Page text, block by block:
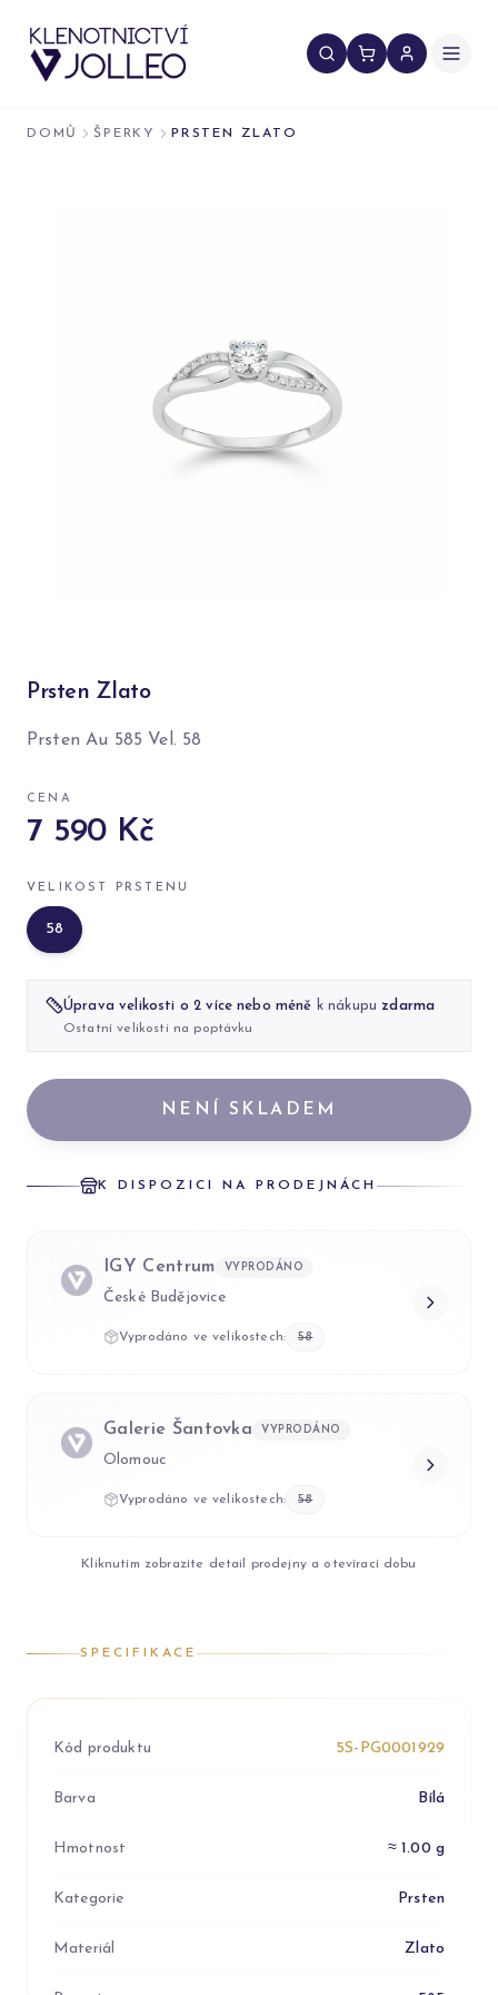
DOMŮ ŠPERKY PRSTEN ZLATO
Prsten Zlato
Prsten Au 585 Vel. 58
CENA
7 590 Kč
VELIKOST PRSTENU
58
Úprava velikosti o 2 více nebo méně k nákupu zdarma
Ostatní velikosti na poptávku
NENÍ SKLADEM
K DISPOZICI NA PRODEJNÁCH
IGY Centrum VYPRODÁNO
České Budějovice
Vyprodáno ve velikostech: 58
Galerie Šantovka VYPRODÁNO
Olomouc
Vyprodáno ve velikostech: 58
Kliknutím zobrazíte detail prodejny a otevírací dobu
SPECIFIKACE
Kód produktu 5S-PG0001929
Barva Bílá
Hmotnost ≈ 1.00 g
Kategorie Prsten
Materiál Zlato